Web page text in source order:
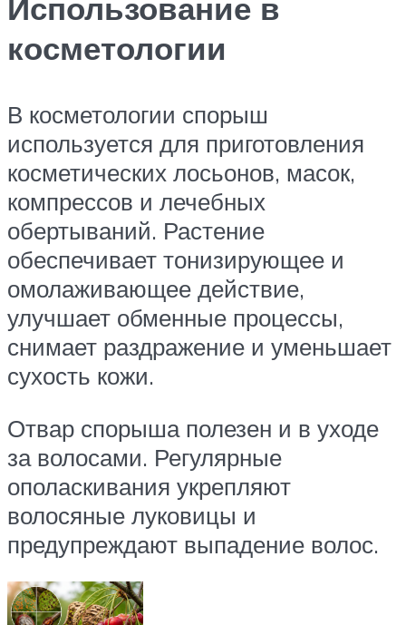
Использование в
косметологии
В косметологии спорыш
используется для приготовления
косметических лосьонов, масок,
компрессов и лечебных
обертываний. Растение
обеспечивает тонизирующее и
омолаживающее действие,
улучшает обменные процессы,
снимает раздражение и уменьшает
сухость кожи.
Отвар спорыша полезен и в уходе
за волосами. Регулярные
ополаскивания укрепляют
волосяные луковицы и
предупреждают выпадение волос.